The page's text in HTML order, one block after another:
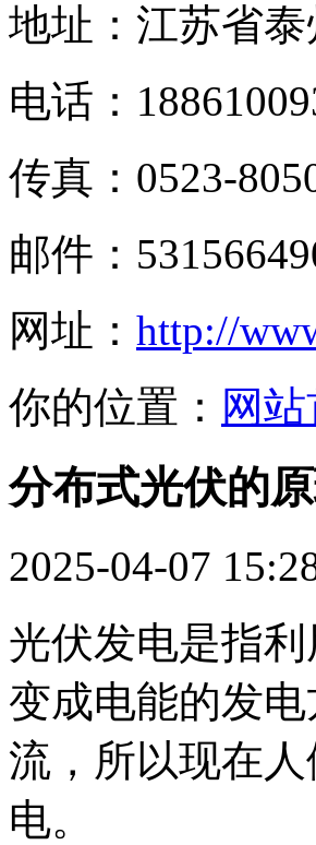
地址：江苏省
电话：
传真：0523-
邮件：
网址： http://
你的位置： 网
分布式光伏的
2025-04-07
光伏发电是指
变成电能的发
流，所以现在
电。